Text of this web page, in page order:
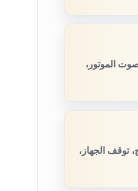
الموتور،
توقف الجهاز،